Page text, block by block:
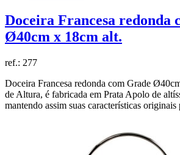
Doceira Francesa redonda
Ø40cm x 18cm alt.
ref.: 277
Doceira Francesa redonda com Grade
de Altura, é fabricada em Prata Apolo de
mantendo assim suas características